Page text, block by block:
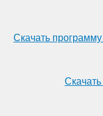
Скачать